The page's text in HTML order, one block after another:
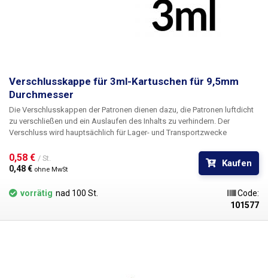
Verschlusskappe für 3ml-Kartuschen für 9,5mm
Durchmesser
Die Verschlusskappen der Patronen dienen dazu, die Patronen luftdicht
zu verschließen und ein Auslaufen des Inhalts zu verhindern. Der
Verschluss wird hauptsächlich für Lager- und Transportzwecke
verhindert, dass der Kolben versehentlich mechanisch eingedrückt wird
und die Flüssigkeit ausläuft.
0,58 € / St.
0,48 € ohne MwSt
Kaufen
vorrätig nad 100 St.
Code:
101577